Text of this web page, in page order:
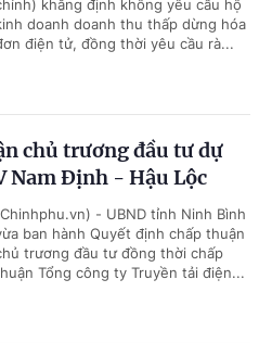
khẳng định không yêu cầu hộ
doanh doanh thu thấp dừng hóa
điện tử, đồng thời yêu cầu rà...
chủ trương đầu tư dự
Nam Định - Hậu Lộc
- UBND tỉnh Ninh Bình
ban hành Quyết định chấp thuận
trương đầu tư đồng thời chấp
Tổng công ty Truyền tải điện...